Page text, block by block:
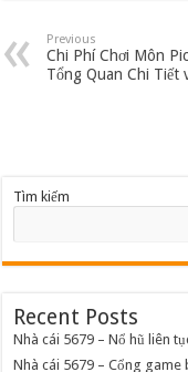
Previous
Chi Phí Chơi Môn
Tổng Quan Chi Tiết
Tìm kiếm
Recent Posts
Nhà cái 5679 – Nổ hũ liên
Nhà cái 5679 – Cổng game